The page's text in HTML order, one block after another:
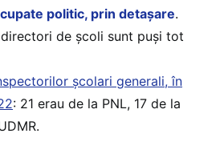
politic, prin detașare.
directori de școli sunt puși tot
școlari generali, în
: 21 erau de la PNL, 17 de la